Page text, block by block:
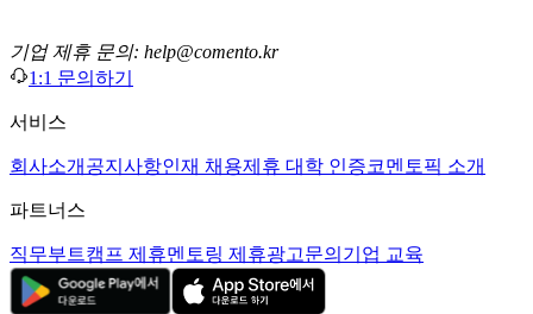
기업 제휴 문의: help@comento.kr
1:1 문의하기
서비스
회사소개 공지사항인재 채용제휴 대학 인증코멘토픽 소개
파트너스
직무부트캠프 제휴멘토링 제휴광고문의 기업 교육